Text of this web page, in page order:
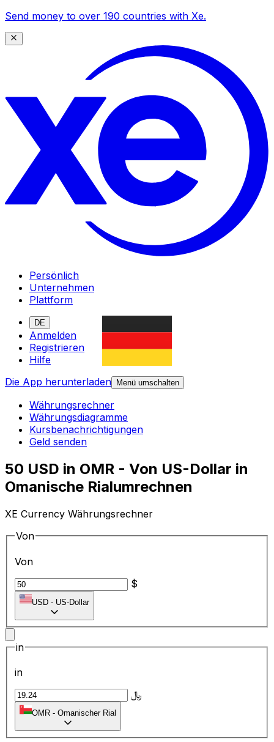
Send money to over 190 countries with Xe.
Persönlich
Unternehmen
Plattform
DE
Anmelden
Registrieren
Hilfe
Die App herunterladen
Menü umschalten
Währungsrechner
Währungsdiagramme
Kursbenachrichtigungen
Geld senden
50 USD in OMR - Von US-Dollar in
Omanische Rialumrechnen
XE Currency Währungsrechner
Von
Von
$
USD - US-Dollar
in
in
﷼
OMR - Omanischer Rial